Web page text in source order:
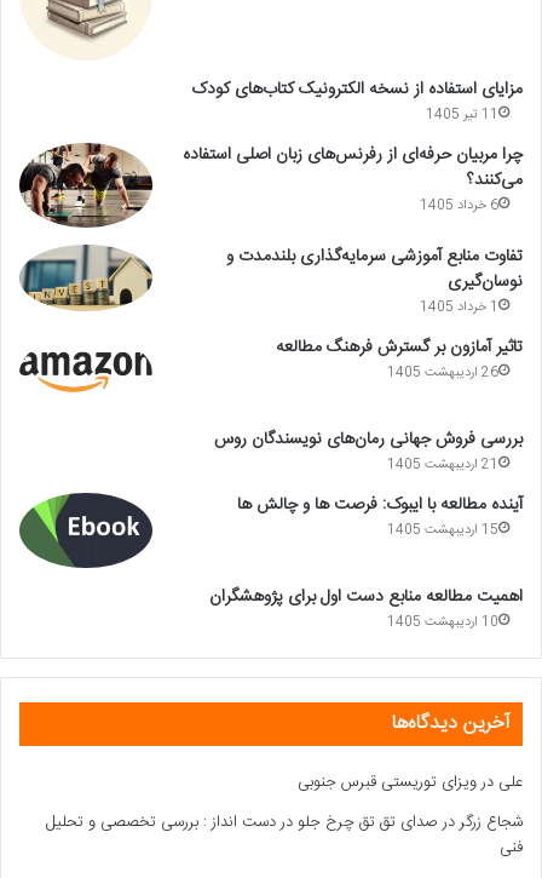
مزایای استفاده از نسخه الکترونیک کتاب‌های کودک
11 تیر 1405
چرا مربیان حرفه‌ای از رفرنس‌های زبان اصلی استفاده
می‌کنند؟
6 خرداد 1405
تفاوت منابع آموزشی سرمایه‌گذاری بلندمدت و
نوسان‌گیری
1 خرداد 1405
تاثیر آمازون بر گسترش فرهنگ مطالعه
26 اردیبهشت 1405
بررسی فروش جهانی رمان‌های نویسندگان روس
21 اردیبهشت 1405
آینده مطالعه با ایبوک: فرصت ها و چالش ها
15 اردیبهشت 1405
اهمیت مطالعه منابع دست اول برای پژوهشگران
10 اردیبهشت 1405
آخرین دیدگاه‌ها
علی درویزای توریستی قبرس جنوبی
شجاع زرگردرصدای تق تق چرخ جلو در دست انداز : بررسی تخصصی و تحلیل
فنی